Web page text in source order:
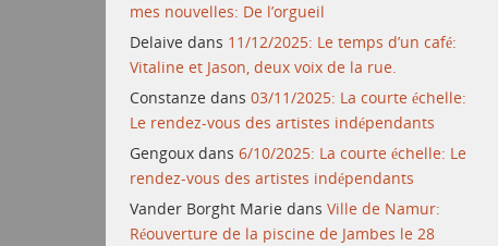
mes nouvelles: De l’orgueil
Delaive dans 11/12/2025: Le temps d’un café:
Vitaline et Jason, deux voix de la rue.
Constanze dans03/11/2025: La courte échelle:
Le rendez-vous des artistes indépendants
Gengoux dans6/10/2025: La courte échelle: Le
rendez-vous des artistes indépendants
Vander Borght Marie dansVille de Namur:
Réouverture de la piscine de Jambes le 28